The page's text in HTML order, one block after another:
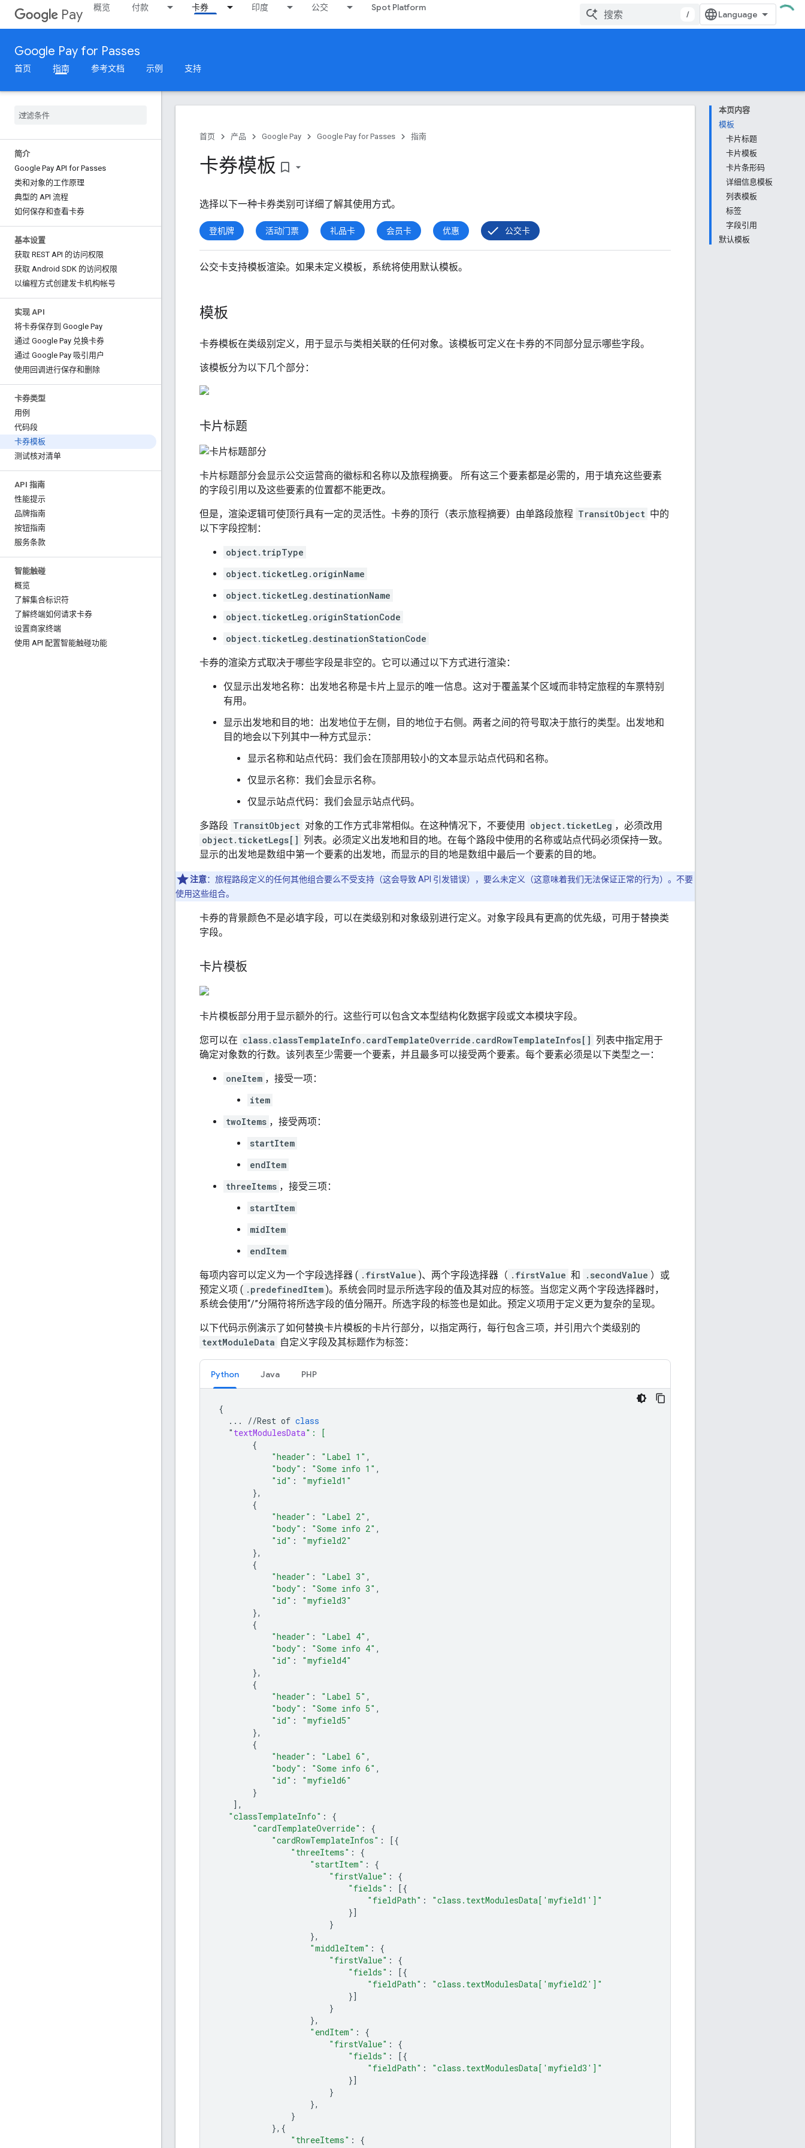
Pay 概览 付款 卡券 印度 公交 Spot Platform
/
Google Pay for Passes
首页 指南 参考文档 示例 支持
简介
Google Pay API for Passes
类和对象的工作原理
典型的 API 流程
如何保存和查看卡券
基本设置
获取 REST API 的访问权限
获取 Android SDK 的访问权限
以编程方式创建发卡机构帐号
实现 API
将卡券保存到 Google Pay
通过 Google Pay 兑换卡券
通过 Google Pay 吸引用户
使用回调进行保存和删除
卡券类型
用例
代码段
卡券模板
测试核对清单
API 指南
性能提示
品牌指南
按钮指南
服务条款
智能触碰
概览
了解集合标识符
了解终端如何请求卡券
设置商家终端
使用 API 配置智能触碰功能
本页内容
模板
卡片标题
卡片模板
卡片条形码
详细信息模板
列表模板
标签
字段引用
默认模板
首页 产品 Google Pay Google Pay for Passes 指南
卡券模板 bookmark_border
选择以下一种卡券类别可详细了解其使用方式。
登机牌 活动门票 礼品卡 会员卡 优惠 公交卡
公交卡支持模板渲染。如果未定义模板，系统将使用默认模板。
模板
卡券模板在类级别定义，用于显示与类相关联的任何对象。该模板可定义在卡券的不同部分显示哪些字段。
该模板分为以下几个部分：
卡片标题
卡片标题部分会显示公交运营商的徽标和名称以及旅程摘要。 所有这三个要素都是必需的，用于填充这些要素
的字段引用以及这些要素的位置都不能更改。
但是，渲染逻辑可使顶行具有一定的灵活性。卡券的顶行（表示旅程摘要）由单路段旅程 TransitObject 中的
以下字段控制：
object.tripType
object.ticketLeg.originName
object.ticketLeg.destinationName
object.ticketLeg.originStationCode
object.ticketLeg.destinationStationCode
卡券的渲染方式取决于哪些字段是非空的。它可以通过以下方式进行渲染：
仅显示出发地名称：出发地名称是卡片上显示的唯一信息。这对于覆盖某个区域而非特定旅程的车票特别
有用。
显示出发地和目的地：出发地位于左侧，目的地位于右侧。两者之间的符号取决于旅行的类型。出发地和
目的地会以下列其中一种方式显示：
显示名称和站点代码：我们会在顶部用较小的文本显示站点代码和名称。
仅显示名称：我们会显示名称。
仅显示站点代码：我们会显示站点代码。
多路段 TransitObject 对象的工作方式非常相似。在这种情况下，不要使用 object.ticketLeg ，必须改用
object.ticketLegs[] 列表。必须定义出发地和目的地。在每个路段中使用的名称或站点代码必须保持一致。
显示的出发地是数组中第一个要素的出发地，而显示的目的地是数组中最后一个要素的目的地。
注意：旅程路段定义的任何其他组合要么不受支持（这会导致 API 引发错误），要么未定义（这意味着我们无法保证正常的行为）。不要
使用这些组合。
卡券的背景颜色不是必填字段，可以在类级别和对象级别进行定义。对象字段具有更高的优先级，可用于替换类
字段。
卡片模板
卡片模板部分用于显示额外的行。这些行可以包含文本型结构化数据字段或文本模块字段。
您可以在 class.classTemplateInfo.cardTemplateOverride.cardRowTemplateInfos[] 列表中指定用于
确定对象数的行数。该列表至少需要一个要素，并且最多可以接受两个要素。每个要素必须是以下类型之一：
oneItem ，接受一项：
item
twoItems ，接受两项：
startItem
endItem
threeItems ，接受三项：
startItem
midItem
endItem
每项内容可以定义为一个字段选择器 ( .firstValue )、两个字段选择器（ .firstValue 和 .secondValue ）或
预定义项 ( .predefinedItem )。系统会同时显示所选字段的值及其对应的标签。当您定义两个字段选择器时，
系统会使用“/”分隔符将所选字段的值分隔开。所选字段的标签也是如此。预定义项用于定义更为复杂的呈现。
以下代码示例演示了如何替换卡片模板的卡片行部分，以指定两行，每行包含三项，并引用六个类级别的
textModuleData 自定义字段及其标题作为标签：
Python Java PHP
{
...
//Rest of class
" textModulesData": [
{
"header" : "Label 1" ,
"body" : "Some info 1" ,
"id" :
"myfield1"
},
{
"header" : "Label 2" ,
"body" : "Some info 2" ,
"id" :
"myfield2"
},
{
"header" : "Label 3" ,
"body" : "Some info 3" ,
"id" :
"myfield3"
},
{
"header" : "Label 4" ,
"body" : "Some info 4" ,
"id" :
"myfield4"
},
{
"header" : "Label 5" ,
"body" : "Some info 5" ,
"id" :
"myfield5"
},
{
"header" : "Label 6" ,
"body" : "Some info 6" ,
"id" :
"myfield6"
}
],
"classTemplateInfo" :
{
"cardTemplateOverride" :
{
"cardRowTemplateInfos" :
[{
"threeItems" :
{
"startItem" :
{
"firstValue" :
{
"fields" :
[{
"fieldPath" :
"class.textModulesData['myfield1']"
}]
}
},
"middleItem" :
{
"firstValue" :
{
"fields" :
[{
"fieldPath" :
"class.textModulesData['myfield2']"
}]
}
},
"endItem" :
{
"firstValue" :
{
"fields" :
[{
"fieldPath" :
"class.textModulesData['myfield3']"
}]
}
},
}
},{
"threeItems" :
{